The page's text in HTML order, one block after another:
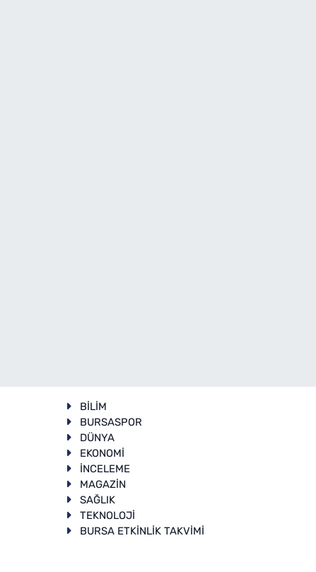
BİLİM
BURSASPOR
DÜNYA
EKONOMİ
İNCELEME
MAGAZİN
SAĞLIK
TEKNOLOJİ
BURSA ETKİNLİK TAKVİMİ